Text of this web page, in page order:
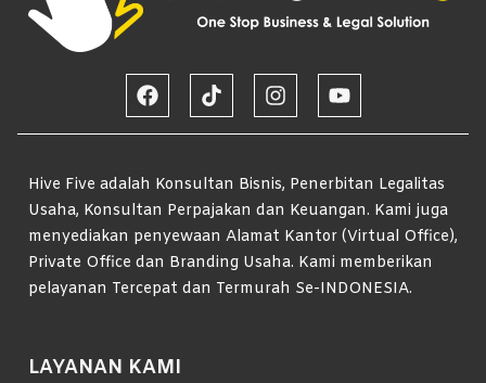
Hive Five adalah Konsultan Bisnis, Penerbitan Legalitas
Usaha, Konsultan Perpajakan dan Keuangan. Kami juga
menyediakan penyewaan Alamat Kantor (Virtual Office),
Private Office dan Branding Usaha. Kami memberikan
pelayanan Tercepat dan Termurah Se-INDONESIA.
LAYANAN KAMI